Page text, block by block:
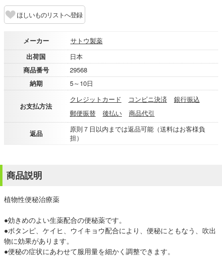
ほしいものリストへ登録
メーカー
サトウ製薬
出荷国
日本
商品番号
29568
納期
5～10日
お支払方法
クレジットカード コンビニ決済
銀行振込
郵便振替
後払い 商品代引
返品
原則７日以内までは返品可能（送料はお客様負
担）
商品説明
植物性便秘治療薬
●効きめのよい生薬配合の便秘薬です。
●ボタンピ、ケイヒ、ウイキョウ配合により、便秘にともなう、吹出
物に効果があります。
●便秘の症状にあわせて服用量を細かく調整できます。